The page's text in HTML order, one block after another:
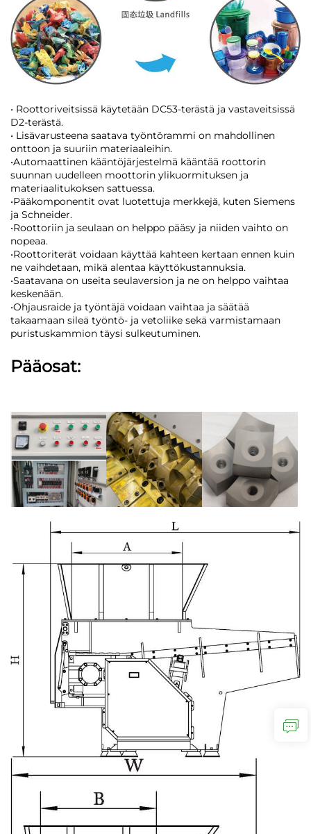
• Roottoriveitsissä käytetään DC53-terästä ja vastaveitsissä
D2-terästä.
• Lisävarusteena saatava työntörammi on mahdollinen
onttoon ja suuriin materiaaleihin.
•Automaattinen kääntöjärjestelmä kääntää roottorin
suunnan uudelleen moottorin ylikuormituksen ja
materiaalitukoksen sattuessa.
•Pääkomponentit ovat luotettuja merkkejä, kuten Siemens
ja Schneider.
•Roottoriin ja seulaan on helppo pääsy ja niiden vaihto on
nopeaa.
•Roottoriterät voidaan käyttää kahteen kertaan ennen kuin
ne vaihdetaan, mikä alentaa käyttökustannuksia.
•Saatavana on useita seulaversion ja ne on helppo vaihtaa
keskenään.
•Ohjausraide ja työntäjä voidaan vaihtaa ja säätää
takaamaan sileä työntö- ja vetoliike sekä varmistamaan
puristuskammion täysi sulkeutuminen.
Pääosat: